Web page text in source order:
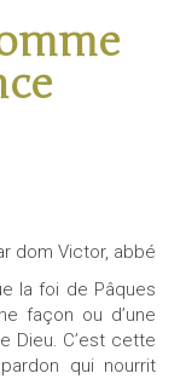
dom Victor, abbé
la foi de Pâques
façon ou d’une
Dieu. C’est cette
qui nourrit